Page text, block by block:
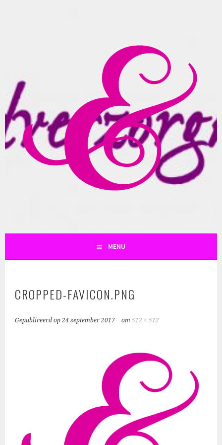
SKIN AND SOMENU
CROPPED-FAVICON.PNG
Gepubliceerd op24 september 2017 om512 × 512